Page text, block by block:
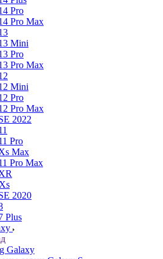
Pro
Pro Max
Mini
Pro
Pro Max
Mini
Pro
Pro Max
2022
Pro
Max
Pro Max
2020
Plus
Galaxy